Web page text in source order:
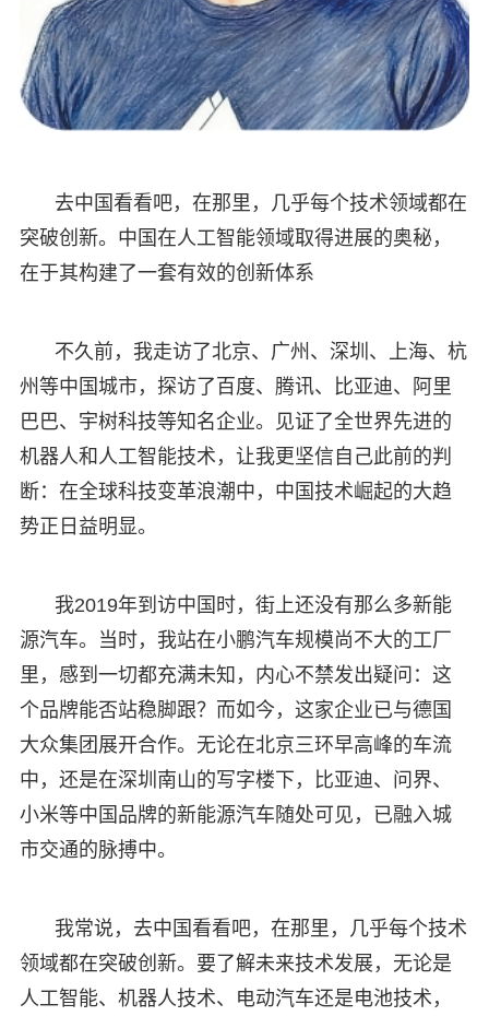
去中国看看吧，在那里，几乎每个技术领域都在
突破创新。中国在人工智能领域取得进展的奥秘，
在于其构建了一套有效的创新体系
不久前，我走访了北京、广州、深圳、上海、杭
州等中国城市，探访了百度、腾讯、比亚迪、阿里
巴巴、宇树科技等知名企业。见证了全世界先进的
机器人和人工智能技术，让我更坚信自己此前的判
断：在全球科技变革浪潮中，中国技术崛起的大趋
势正日益明显。
我2019年到访中国时，街上还没有那么多新能
源汽车。当时，我站在小鹏汽车规模尚不大的工厂
里，感到一切都充满未知，内心不禁发出疑问：这
个品牌能否站稳脚跟？而如今，这家企业已与德国
大众集团展开合作。无论在北京三环早高峰的车流
中，还是在深圳南山的写字楼下，比亚迪、问界、
小米等中国品牌的新能源汽车随处可见，已融入城
市交通的脉搏中。
我常说，去中国看看吧，在那里，几乎每个技术
领域都在突破创新。要了解未来技术发展，无论是
人工智能、机器人技术、电动汽车还是电池技术，